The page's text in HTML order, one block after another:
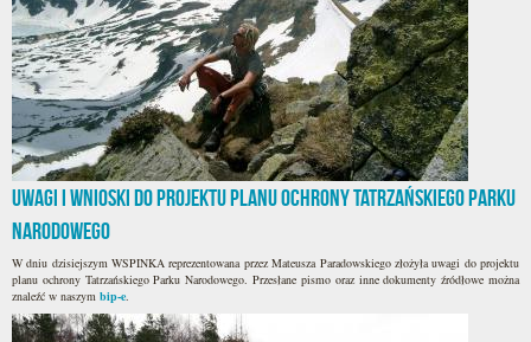
Uwagi i wnioski do projektu planu ochrony Tatrzańskiego Parku
Narodowego
W dniu dzisiejszym WSPINKA reprezentowana przez Mateusza Paradowskiego złożyła uwagi do projektu
planu ochrony Tatrzańskiego Parku Narodowego. Przesłane pismo oraz inne dokumenty źródłowe można
znaleźć w naszym bip-e.